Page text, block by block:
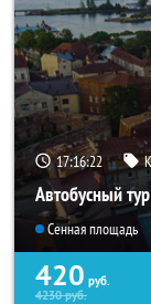
17:16:20
Автобусный
Сенная площадь
420 руб.
4230руб.